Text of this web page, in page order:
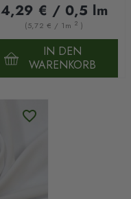
4,29 € / 0,5 lm
(5,72 € / 1m 2)
IN DEN
WARENKORB